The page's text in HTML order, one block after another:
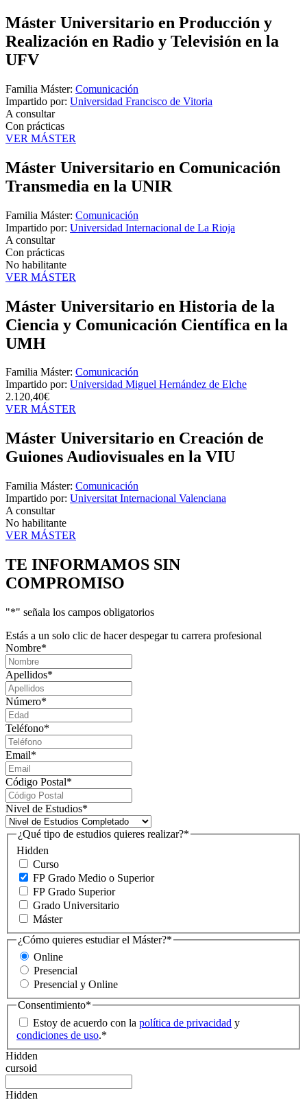
Máster Universitario en Producción y
Realización en Radio y Televisión en la
UFV
Familia Máster: Comunicación
Impartido por: Universidad Francisco de Vitoria
A consultar
Con prácticas
VER MÁSTER
Máster Universitario en Comunicación
Transmedia en la UNIR
Familia Máster: Comunicación
Impartido por: Universidad Internacional de La Rioja
A consultar
Con prácticas
No habilitante
VER MÁSTER
Máster Universitario en Historia de la
Ciencia y Comunicación Científica en la
UMH
Familia Máster: Comunicación
Impartido por: Universidad Miguel Hernández de Elche
2.120,40€
VER MÁSTER
Máster Universitario en Creación de
Guiones Audiovisuales en la VIU
Familia Máster: Comunicación
Impartido por: Universitat Internacional Valenciana
A consultar
No habilitante
VER MÁSTER
TE INFORMAMOS SIN
COMPROMISO
"*" señala los campos obligatorios
Estás a un solo clic de hacer despegar tu carrera profesional
Nombre*
Apellidos*
Número*
Teléfono*
Email*
Código Postal*
Nivel de Estudios*
Hidden
¿Qué tipo de estudios quieres realizar?*
Curso
FP Grado Medio o Superior
FP Grado Superior
Grado Universitario
Máster
¿Cómo quieres estudiar el Máster?*
Online
Presencial
Presencial y Online
Consentimiento*
Estoy de acuerdo con la política de privacidad y
condiciones de uso.*
Hidden
cursoid
Hidden